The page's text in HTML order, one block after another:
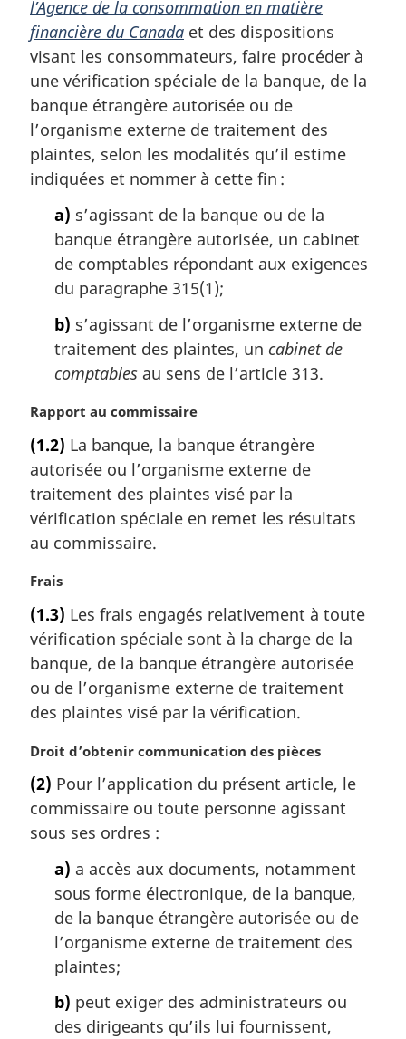
m
a
r
g
i
n
a
e
:
l’Agence de la consommation en matière
financière du Canada et des dispositions
visant les consommateurs, faire procéder à
une vérification spéciale de la banque, de la
banque étrangère autorisée ou de
l’organisme externe de traitement des
plaintes, selon les modalités qu’il estime
indiquées et nommer à cette fin :
a) s’agissant de la banque ou de la
banque étrangère autorisée, un cabinet
de comptables répondant aux exigences
du paragraphe 315(1);
b) s’agissant de l’organisme externe de
traitement des plaintes, un cabinet de
comptables au sens de l’article 313.
N
t
e
m
a
g
n
a
e
:
Rapport au commissaire
(1.2) La banque, la banque étrangère
autorisée ou l’organisme externe de
traitement des plaintes visé par la
vérification spéciale en remet les résultats
au commissaire.
N
t
e
m
a
g
n
a
e
:
Frais
(1.3) Les frais engagés relativement à toute
vérification spéciale sont à la charge de la
banque, de la banque étrangère autorisée
ou de l’organisme externe de traitement
des plaintes visé par la vérification.
N
t
e
m
Droit d’obtenir communication des pièces
(2) Pour l’application du présent article, le
commissaire ou toute personne agissant
sous ses ordres :
a) a accès aux documents, notamment
sous forme électronique, de la banque,
de la banque étrangère autorisée ou de
l’organisme externe de traitement des
plaintes;
b) peut exiger des administrateurs ou
des dirigeants qu’ils lui fournissent,